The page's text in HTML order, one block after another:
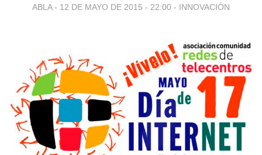
ABLA - 12 DE MAYO DE 2015 - 22:00 - INNOVACIÓN